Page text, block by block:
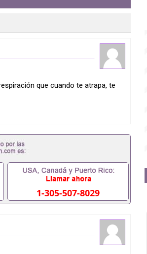
que cuando te atrapa, te
1-305-507-8029